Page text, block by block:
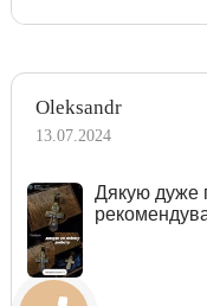
Oleksandr
13.07.2024
Дякую дуже